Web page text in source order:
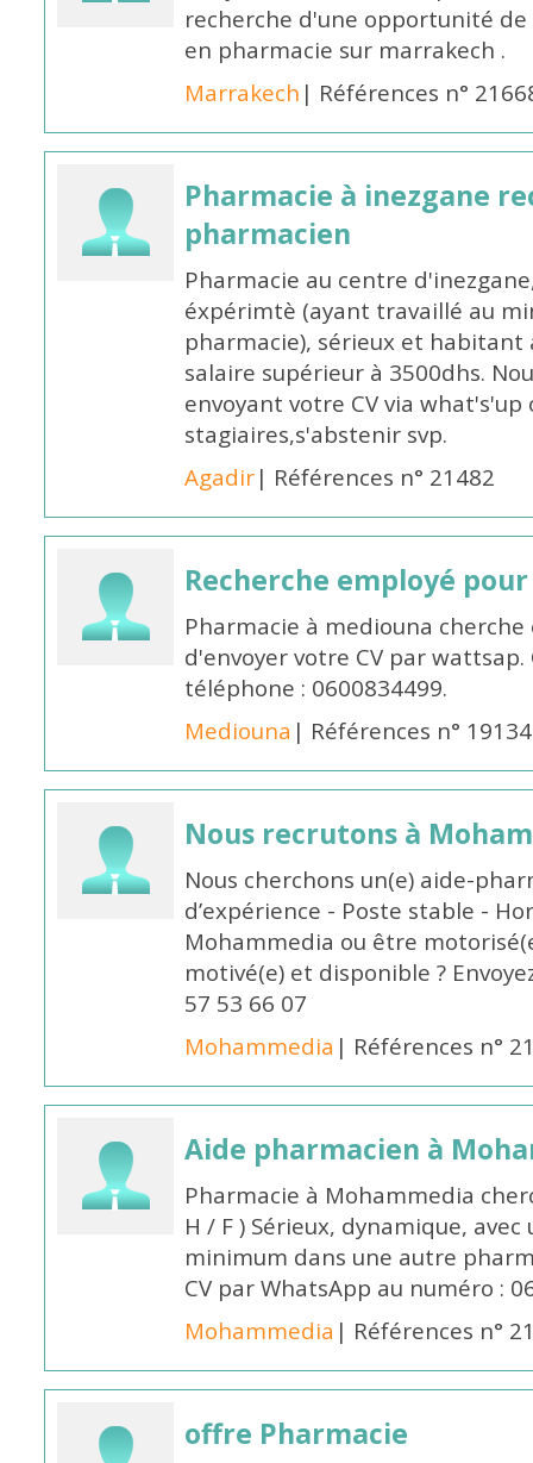
recherche d'une opportunité
en pharmacie sur marrakech .
Marrakech | Références n°
Pharmacie à inezgane
pharmacien
Pharmacie au centre
éxpérimtè (ayant travaillé au
pharmacie), sérieux et habitant
salaire supérieur à 3500dhs.
envoyant votre CV via
stagiaires,s'abstenir svp.
Agadir| Références n° 21482
Recherche employé
Pharmacie à mediouna
d'envoyer votre CV par
téléphone : 0600834499.
Mediouna | Références n° 19134
Nous recrutons à
Nous cherchons un(e) aide-
d’expérience - Poste stable -
Mohammedia ou être
motivé(e) et disponible ?
57 53 66 07
Mohammedia | Références n°
Aide pharmacien à
Pharmacie à Mohammedia
H / F ) Sérieux, dynamique,
minimum dans une autre
CV par WhatsApp au numéro :
Mohammedia | Références n°
offre Pharmacie